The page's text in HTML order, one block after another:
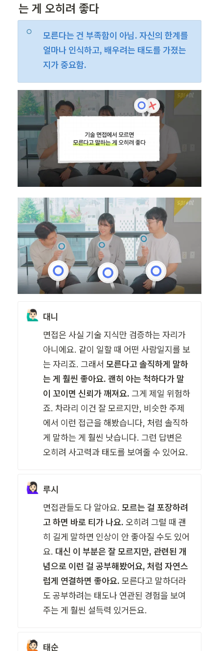
는 게 오히려 좋다
모른다는 건 부족함이 아님. 자신의 한계를
얼마나 인식하고, 배우려는 태도를 가졌는
지가 중요함.
🙋🏻‍♂️ 대니
면접은 사실 기술 지식만 검증하는 자리가
아니에요. 같이 일할 때 어떤 사람일지를 보
는 자리죠. 그래서 모른다고 솔직하게 말하
는 게 훨씬 좋아요. 괜히 아는 척하다가 말
이 꼬이면 신뢰가 깨져요. 그게 제일 위험하
죠. 차라리 이건 잘 모르지만, 비슷한 주제
에서 이런 접근을 해봤습니다, 처럼 솔직하
게 말하는 게 훨씬 낫습니다. 그런 답변은
오히려 사고력과 태도를 보여줄 수 있어요.
🙋🏻‍♀️ 루시
면접관들도 다 알아요. 모르는 걸 포장하려
고 하면 바로 티가 나요. 오히려 그럴 때 괜
히 길게 말하면 인상이 안 좋아질 수도 있어
요. 대신 이 부분은 잘 모르지만, 관련된 개
념으로 이런 걸 공부해봤어요, 처럼 자연스
럽게 연결하면 좋아요. 모른다고 말하더라
도 공부하려는 태도나 연관된 경험을 보여
주는 게 훨씬 설득력 있거든요.
🙋🏻 태순